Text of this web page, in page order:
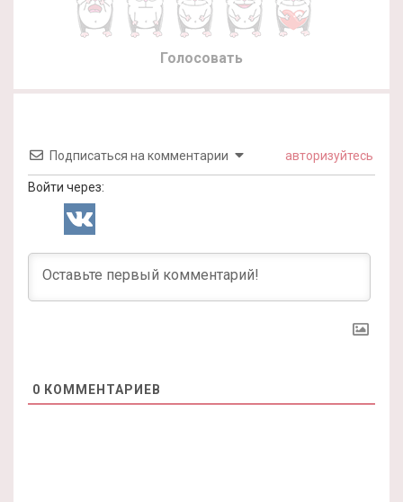
Голосовать
Подписаться на комментарии авторизуйтесь
Войти через:
0 КОММЕНТАРИЕВ